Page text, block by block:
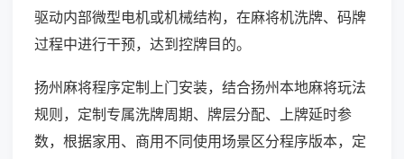
驱动内部微型电机或机械结构，在麻将机洗牌、码牌
过程中进行干预，达到控牌目的。
扬州麻将程序定制上门安装，结合扬州本地麻将玩法
规则，定制专属洗牌周期、牌层分配、上牌延时参
数，根据家用、商用不同使用场景区分程序版本，定